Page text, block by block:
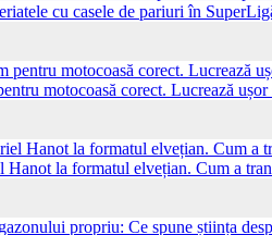
cu casele de pariuri în
motocoasă corect. Lucrează
la formatul elvețian. Cum a